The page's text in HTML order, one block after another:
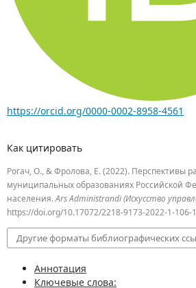
https://orcid.org/0000-0002-8958-4561
Как цитировать
Рогач, О., & Фролова, Е. (2022). Перспективы
муниципальных образованиях Российской
населения.Ars Administrandi (Искусство
https://doi.org/10.17072/2218-9173-2022-1-106-
Другие форматы библиографических
Аннотация
Ключевые слова: